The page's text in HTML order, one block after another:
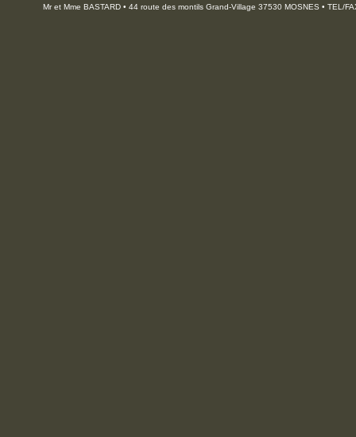
Mr et Mme BASTARD • 44 route des montils Grand-Village 37530 MOSNES • TEL/